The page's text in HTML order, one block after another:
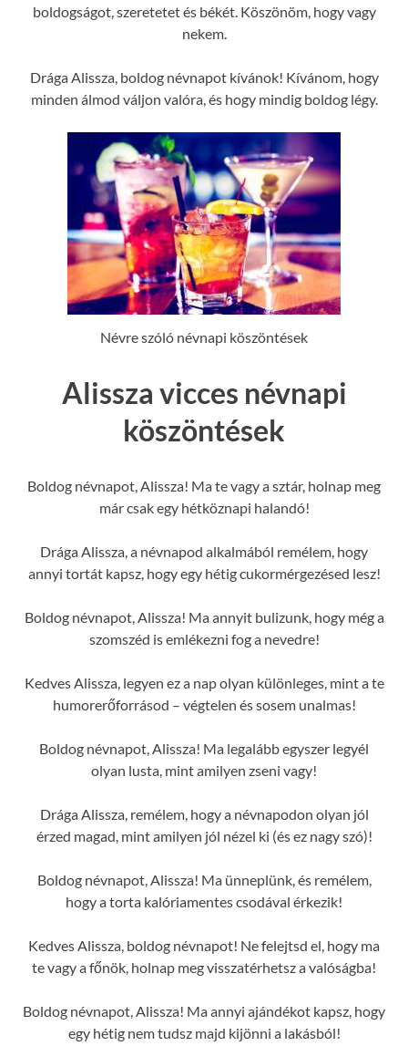
boldogságot, szeretetet és békét. Köszönöm, hogy vagy
nekem.
Drága Alissza, boldog névnapot kívánok! Kívánom, hogy
minden álmod váljon valóra, és hogy mindig boldog légy.
Névre szóló névnapi köszöntések
Alissza vicces névnapi
köszöntések
Boldog névnapot, Alissza! Ma te vagy a sztár, holnap meg
már csak egy hétköznapi halandó!
Drága Alissza, a névnapod alkalmából remélem, hogy
annyi tortát kapsz, hogy egy hétig cukormérgezésed lesz!
Boldog névnapot, Alissza! Ma annyit bulizunk, hogy még a
szomszéd is emlékezni fog a nevedre!
Kedves Alissza, legyen ez a nap olyan különleges, mint a te
humorerőforrásod – végtelen és sosem unalmas!
Boldog névnapot, Alissza! Ma legalább egyszer legyél
olyan lusta, mint amilyen zseni vagy!
Drága Alissza, remélem, hogy a névnapodon olyan jól
érzed magad, mint amilyen jól nézel ki (és ez nagy szó)!
Boldog névnapot, Alissza! Ma ünneplünk, és remélem,
hogy a torta kalóriamentes csodával érkezik!
Kedves Alissza, boldog névnapot! Ne felejtsd el, hogy ma
te vagy a főnök, holnap meg visszatérhetsz a valóságba!
Boldog névnapot, Alissza! Ma annyi ajándékot kapsz, hogy
egy hétig nem tudsz majd kijönni a lakásból!